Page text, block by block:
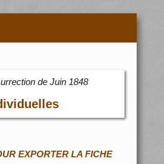
de Juin 1848
EXPORTER LA FICHE